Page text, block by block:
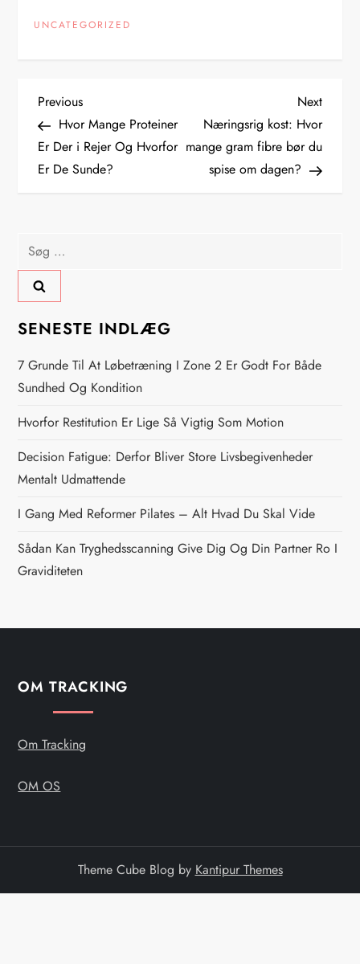
UNCATEGORIZED
I
n
d
æ
g
s
n
a
v
i
g
a
i
o
Previous
Post
Previous
Hvor Mange Proteiner
Er Der i Rejer Og Hvorfor
Er De Sunde?
Next
Post
Next
Næringsrig kost: Hvor
mange gram fibre bør du
spise om dagen?
Søg
efter:
SENESTE INDLÆG
7 Grunde Til At Løbetræning I Zone 2 Er Godt For Både
Sundhed Og Kondition
Hvorfor Restitution Er Lige Så Vigtig Som Motion
Decision Fatigue: Derfor Bliver Store Livsbegivenheder
Mentalt Udmattende
I Gang Med Reformer Pilates – Alt Hvad Du Skal Vide
Sådan Kan Tryghedsscanning Give Dig Og Din Partner Ro I
Graviditeten
OM TRACKING
Om Tracking
OM OS
Theme Cube Blog by Kantipur Themes